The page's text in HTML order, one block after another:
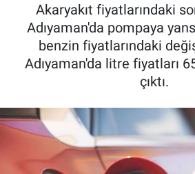
Akaryakıt fiyatlarındaki
Adıyaman'da pompaya
benzin fiyatlarındaki
Adıyaman'da litre fiyatları
çıktı.
Gündem
Asayiş
Özel Haber
Kültür Sanat
Tüm Manşetler
Son Dakika Haberleri